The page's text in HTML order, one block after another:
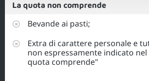
La quota non comprende
Bevande ai pasti;
Extra di carattere personale e
non espressamente indicato
quota comprende"